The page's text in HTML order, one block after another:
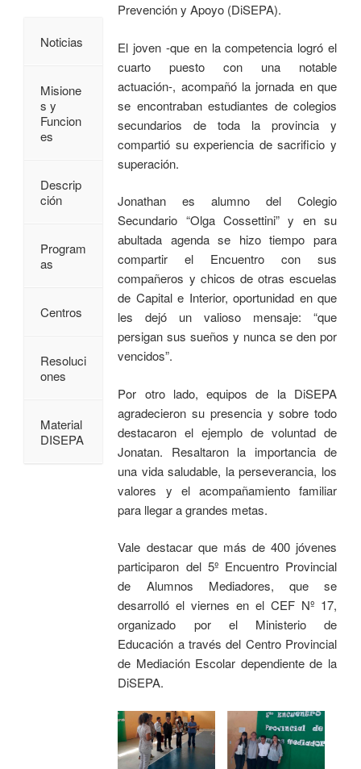
Prevención y Apoyo (DiSEPA).
El joven -que en la competencia logró el
cuarto puesto con una notable
actuación-, acompañó la jornada en que
se encontraban estudiantes de colegios
secundarios de toda la provincia y
compartió su experiencia de sacrificio y
superación.
Jonathan es alumno del Colegio
Secundario “Olga Cossettini” y en su
abultada agenda se hizo tiempo para
compartir el Encuentro con sus
compañeros y chicos de otras escuelas
de Capital e Interior, oportunidad en que
les dejó un valioso mensaje: “que
persigan sus sueños y nunca se den por
vencidos”.
Por otro lado, equipos de la DiSEPA
agradecieron su presencia y sobre todo
destacaron el ejemplo de voluntad de
Jonatan. Resaltaron la importancia de
una vida saludable, la perseverancia, los
valores y el acompañamiento familiar
para llegar a grandes metas.
Vale destacar que más de 400 jóvenes
participaron del 5º Encuentro Provincial
de Alumnos Mediadores, que se
desarrolló el viernes en el CEF Nº 17,
organizado por el Ministerio de
Educación a través del Centro Provincial
de Mediación Escolar dependiente de la
DiSEPA.
Noticias
Misione
s y
Funcion
es
Descrip
ción
Program
as
Centros
Resoluci
ones
Material
DISEPA